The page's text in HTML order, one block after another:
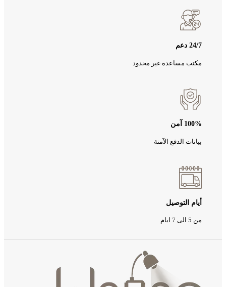
24/7 دعم
مكتب مساعدة غير محدود
100% آمن
بيانات الدفع الآمنة
أيام التوصيل
من 5 الى 7 ايام